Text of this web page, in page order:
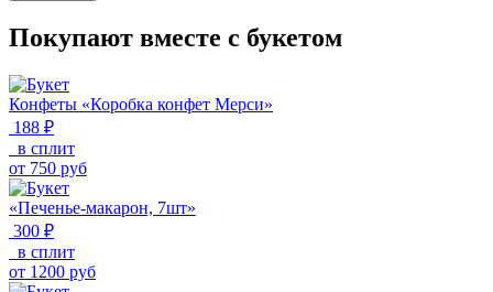
Покупают вместе с букетом
Конфеты «Коробка конфет Мерси»
188 ₽
в сплит
от 750 руб
«Печенье-макарон, 7шт»
300 ₽
в сплит
от 1200 руб